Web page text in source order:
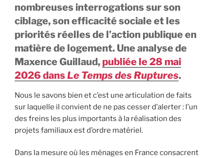
nombreuses interrogations sur son
ciblage, son efficacité sociale et les
priorités réelles de l’action publique en
matière de logement. Une analyse de
Maxence Guillaud, publiée le 28 mai
2026 dansLe Temps des Ruptures.
Nous le savons bien et c’est une articulation de faits
sur laquelle il convient de ne pas cesser d’alerter : l’un
des freins les plus importants à la réalisation des
projets familiaux est d’ordre matériel.
Dans la mesure où les ménages en France consacrent